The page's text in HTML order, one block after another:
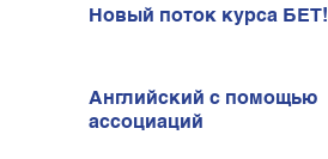
Новый поток курса БЕТ!
Английский с помощью
ассоциаций